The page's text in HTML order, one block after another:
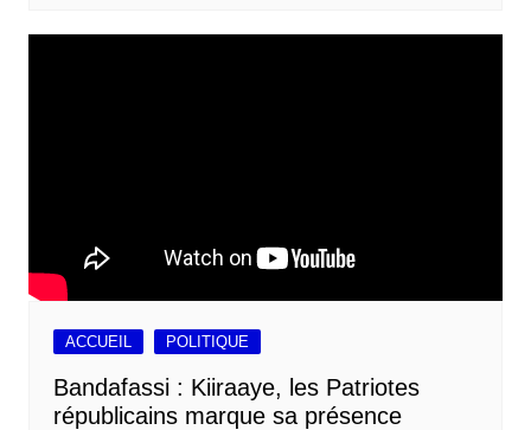
ACCUEIL POLITIQUE
Bandafassi : Kiiraaye, les Patriotes
républicains marque sa présence